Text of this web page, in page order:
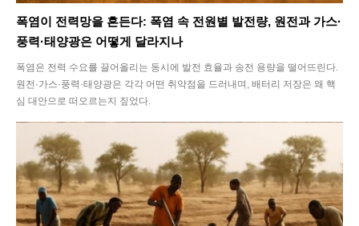
폭염이 전력망을 흔든다: 폭염 속 전원별 발전량, 원전과 가스·
풍력·태양광은 어떻게 달라지나
폭염은 전력 수요를 끌어올리는 동시에 발전 효율과 송전 용량을 떨어뜨린다.
원전·가스·풍력·태양광은 각각 어떤 취약점을 드러내며, 배터리 저장은 왜 핵
심 대안으로 떠오르는지 짚었다.